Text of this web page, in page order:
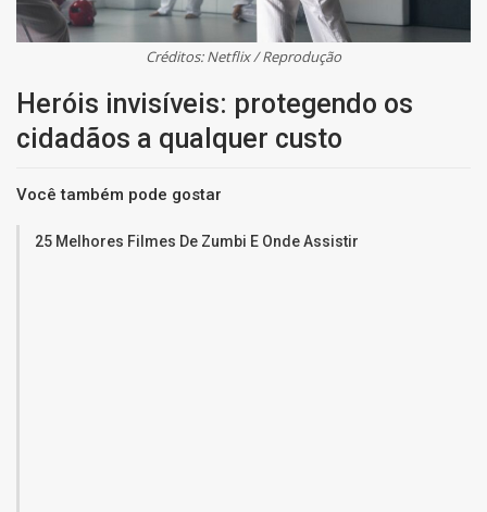
Créditos: Netflix / Reprodução
Heróis invisíveis: protegendo os
cidadãos a qualquer custo
Você também pode gostar
25 Melhores Filmes De Zumbi E Onde Assistir